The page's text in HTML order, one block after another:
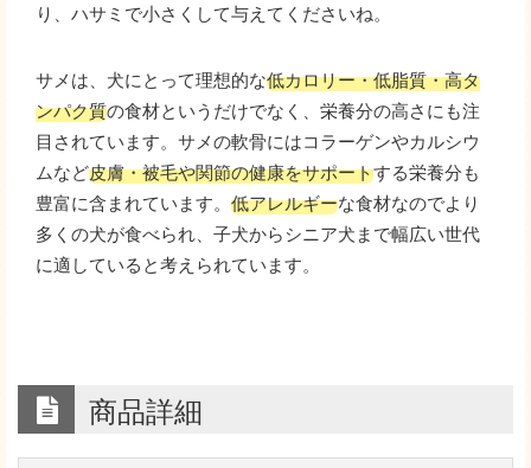
り、ハサミで小さくして与えてくださいね。
サメは、犬にとって理想的な低カロリー・低脂質・高タ
ンパク質の食材というだけでなく、栄養分の高さにも注
目されています。サメの軟骨にはコラーゲンやカルシウ
ムなど皮膚・被毛や関節の健康をサポートする栄養分も
豊富に含まれています。 低アレルギーな食材なのでより
多くの犬が食べられ、子犬からシニア犬まで幅広い世代
に適していると考えられています。
商品詳細